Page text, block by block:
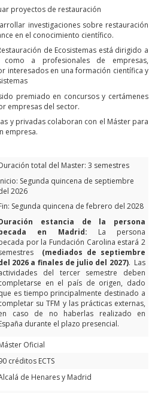
proyectos de restauración
investigaciones sobre restauración
en el conocimiento científico.
de Ecosistemas está dirigido a
como a profesionales de empresas,
interesados en una formación científica y
premiado en concursos y certámenes
empresas del sector.
y privadas colaboran con el Máster para
empresa.
total del Master: 3 semestres
Segunda quincena de septiembre
2026
Segunda quincena de febrero del 2028
estancia de la persona
en Madrid: La persona
por la Fundación Carolina estará 2
(mediados de septiembre
2026 a finales de julio del 2027). Las
del tercer semestre deben
en el país de origen, dado
es tiempo principalmente destinado a
su TFM y las prácticas externas,
caso de no haberlas realizado en
durante el plazo presencial.
Oficial
créditos ECTS
de Henares y Madrid